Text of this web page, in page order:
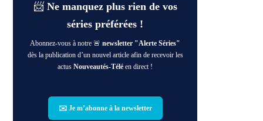
📨 Ne manquez plus rien de vos
séries préférées !
Abonnez-vous à notre 🚨newsletter "Alerte Séries"
dès la publication d’un nouvel article afin de recevoir les
actusNouveautés-Télé en direct !
✉️ Je m’abonne à la newsletter